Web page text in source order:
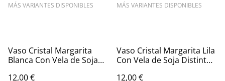
MÁS VARIANTES DISPONIBLES MÁS VARIANTES DISPONIBLES
Vaso Cristal Margarita
Blanca Con Vela de Soja
12,00 €
Vaso Cristal Margarita Lila
Con Vela de Soja Distintos
12,00 €